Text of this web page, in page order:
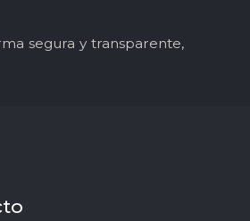
segura y transparente,